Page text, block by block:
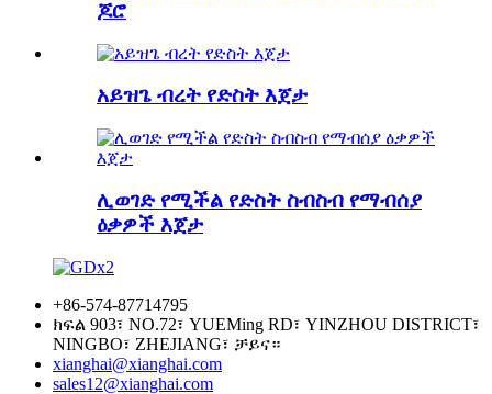
ጆሮ
አይዝጌ ብረት የድስት እጀታ
ሊወገድ የሚችል የድስት ስብስብ የማብሰያ
ዕቃዎች እጀታ
+86-574-87714795
ክፍል 903፣ NO.72፣ YUEMing RD፣ YINZHOU DISTRICT፣
NINGBO፣ ZHEJIANG፣ ቻይና።
xianghai@xianghai.com
sales12@xianghai.com